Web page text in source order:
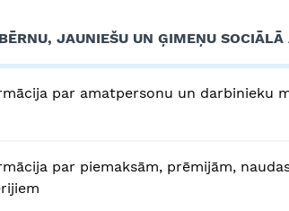
JAUNIEŠU UN ĢIMEŅU SOCIĀLĀ
par amatpersonu un darbinieku
par piemaksām, prēmijām,